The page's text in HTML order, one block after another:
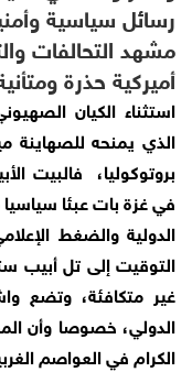
رسائل سياسية
مشهد التحالفات
أميركية حذرة
استثناء الكيان
الذي يمنحه للصهاينة
بروتوكوليا، فالبيت
في غزة بات عبئا سياسيا
الدولية والضغط
التوقيت إلى تل أبيب
غير متكافئة، وتضع
الدولي، خصوصا وأن
الكرام في العواصم